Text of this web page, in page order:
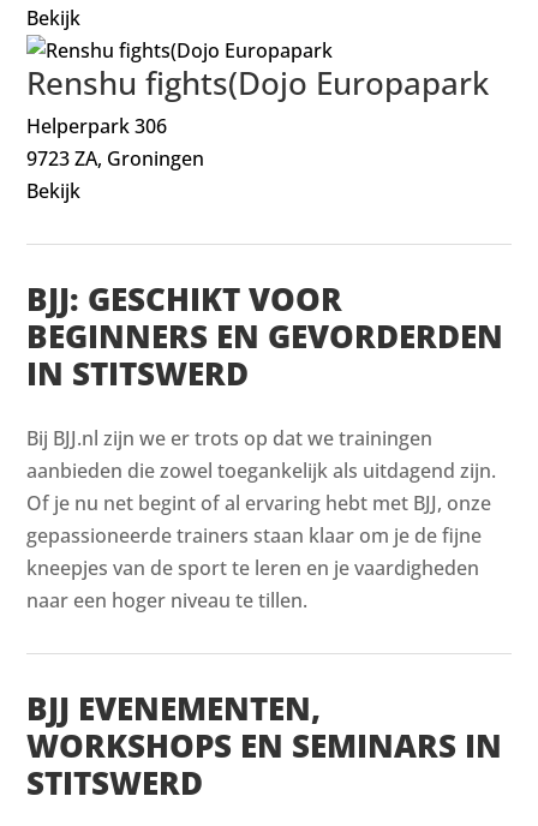
Bekijk
Renshu fights(Dojo Europapark
Helperpark 306
9723 ZA, Groningen
Bekijk
BJJ: GESCHIKT VOOR
BEGINNERS EN GEVORDERDEN
IN STITSWERD
Bij BJJ.nl zijn we er trots op dat we trainingen
aanbieden die zowel toegankelijk als uitdagend zijn.
Of je nu net begint of al ervaring hebt met BJJ, onze
gepassioneerde trainers staan klaar om je de fijne
kneepjes van de sport te leren en je vaardigheden
naar een hoger niveau te tillen.
BJJ EVENEMENTEN,
WORKSHOPS EN SEMINARS IN
STITSWERD